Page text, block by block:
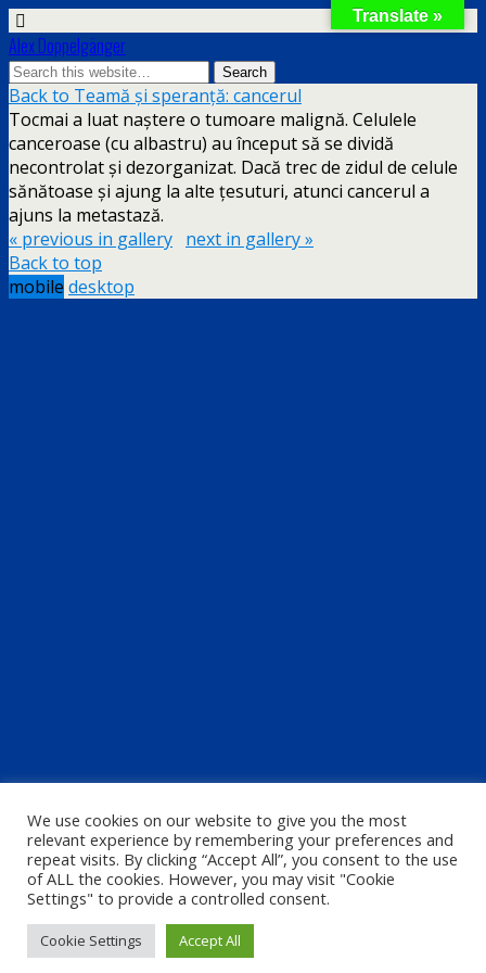
Alex Doppelgänger
Back to Teamă și speranță: cancerul
Tocmai a luat naștere o tumoare malignă. Celulele
canceroase (cu albastru) au început să se dividă
necontrolat și dezorganizat. Dacă trec de zidul de celule
sănătoase și ajung la alte țesuturi, atunci cancerul a
ajuns la metastază.
« previous in gallery next in gallery »
We use cookies on our website to give you the most
relevant experience by remembering your preferences and
repeat visits. By clicking “Accept All”, you consent to the use
of ALL the cookies. However, you may visit "Cookie
Settings" to provide a controlled consent.
Cookie Settings Accept All
Translate »
Back to top
mobile desktop